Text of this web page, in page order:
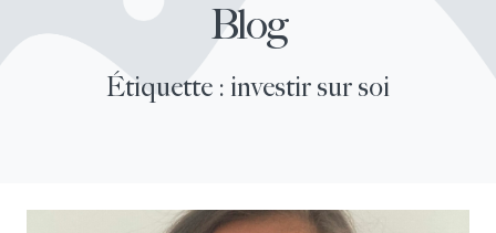
Blog
Étiquette : investir sur soi